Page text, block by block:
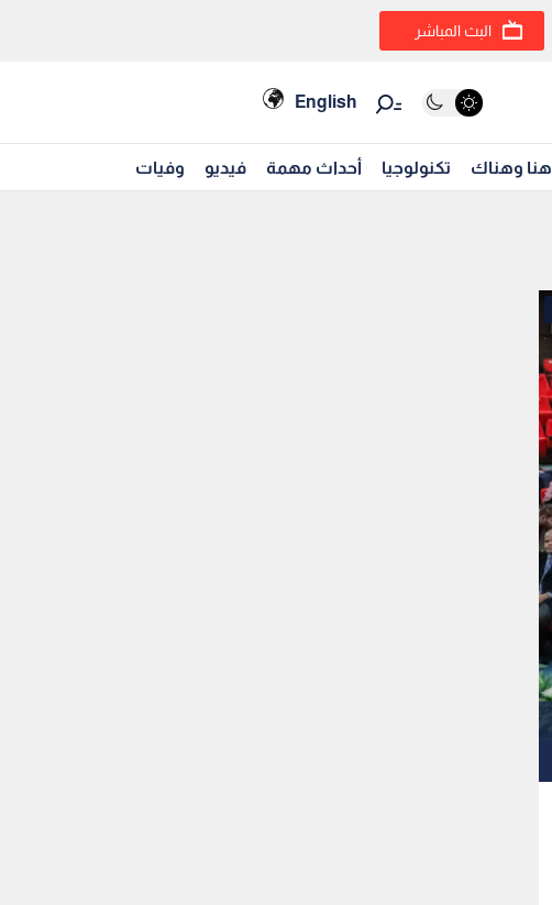
البث المباشر
English
هنا وهناك تكنولوجيا أحداث مهمة فيديو وفيات